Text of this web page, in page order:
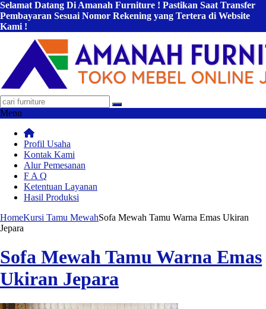
Selamat Datang Di Amanah Furniture ! Pastikan Saat Transfer
Pembayaran Sesuai Nomor Rekening yang Tertera di Website
Kami !
Menu
Profil Usaha
Kontak Kami
Alur Pemesanan
F A Q
Ketentuan Layanan
Hasil Produksi
HomeKursi Tamu MewahSofa Mewah Tamu Warna Emas Ukiran
Jepara
Sofa Mewah Tamu Warna Emas
Ukiran Jepara